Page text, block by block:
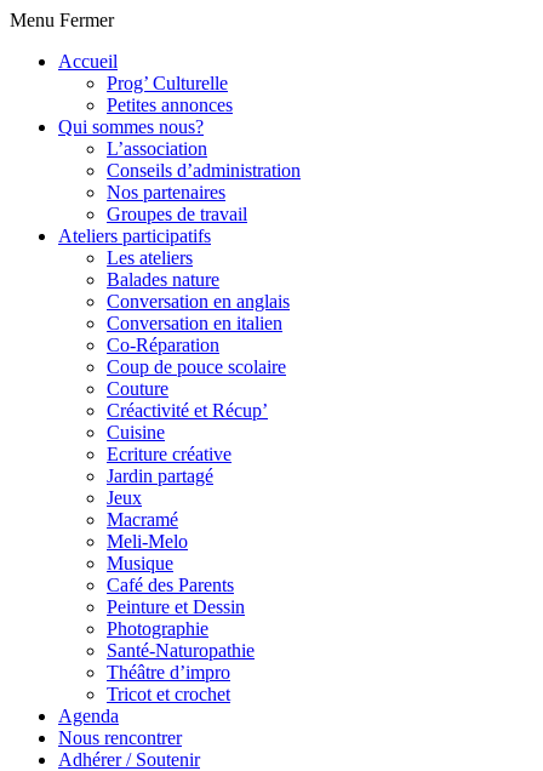
Menu Fermer
Accueil
Prog’ Culturelle
Petites annonces
Qui sommes nous?
L’association
Conseils d’administration
Nos partenaires
Groupes de travail
Ateliers participatifs
Les ateliers
Balades nature
Conversation en anglais
Conversation en italien
Co-Réparation
Coup de pouce scolaire
Couture
Créactivité et Récup’
Cuisine
Ecriture créative
Jardin partagé
Jeux
Macramé
Meli-Melo
Musique
Café des Parents
Peinture et Dessin
Photographie
Santé-Naturopathie
Théâtre d’impro
Tricot et crochet
Agenda
Nous rencontrer
Adhérer / Soutenir